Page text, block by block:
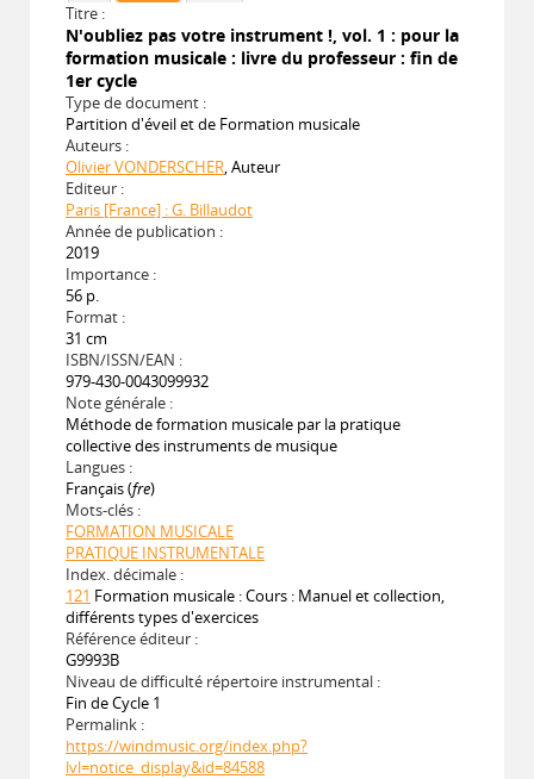
Titre :
N'oubliez pas votre instrument !, vol. 1 : pour la
formation musicale : livre du professeur : fin de
1er cycle
Type de document :
Partition d'éveil et de Formation musicale
Auteurs :
Olivier VONDERSCHER, Auteur
Editeur :
Paris [France] : G. Billaudot
Année de publication :
2019
Importance :
56 p.
Format :
31 cm
ISBN/ISSN/EAN :
979-430-0043099932
Note générale :
Méthode de formation musicale par la pratique
collective des instruments de musique
Langues :
Français (fre)
Mots-clés :
FORMATION MUSICALE
PRATIQUE INSTRUMENTALE
Index. décimale :
121 Formation musicale : Cours : Manuel et collection,
différents types d'exercices
Référence éditeur :
G9993B
Niveau de difficulté répertoire instrumental :
Fin de Cycle 1
Permalink :
https://windmusic.org/index.php?
lvl=notice_display&id=84588